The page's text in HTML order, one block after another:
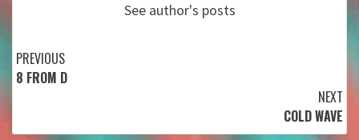
See author's posts
Continue
Reading
PREVIOUS
8 FROM D
NEXT
COLD WAVE